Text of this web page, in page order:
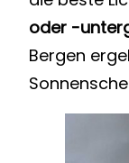
oder -
Bergen